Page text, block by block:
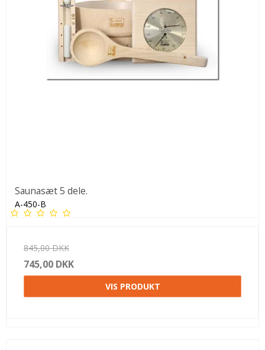
Saunasæt 5 dele.
A-450-B
845,00 DKK
745,00 DKK
VIS PRODUKT